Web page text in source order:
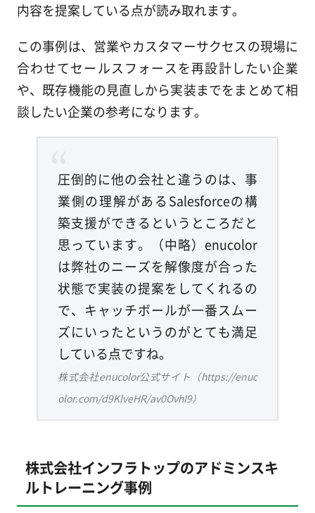
内容を提案している点が読み取れます。
この事例は、営業やカスタマーサクセスの現場に
合わせてセールスフォースを再設計したい企業
や、既存機能の見直しから実装までをまとめて相
談したい企業の参考になります。
圧倒的に他の会社と違うのは、事
業側の理解があるSalesforceの構
築支援ができるというところだと
思っています。（中略）enucolor
は弊社のニーズを解像度が合った
状態で実装の提案をしてくれるの
で、キャッチボールが一番スムー
ズにいったというのがとても満足
している点ですね。
株式会社enucolor公式サイト（https://enuc
olor.com/d9KlveHR/av0OvhI9）
株式会社インフラトップのアドミンスキ
ルトレーニング事例